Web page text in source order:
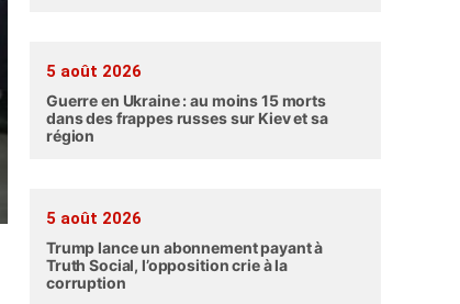
5 août 2026
Guerre en Ukraine : au moins 15 morts
dans des frappes russes sur Kiev et sa
région
5 août 2026
Trump lance un abonnement payant à
Truth Social, l’opposition crie à la
corruption